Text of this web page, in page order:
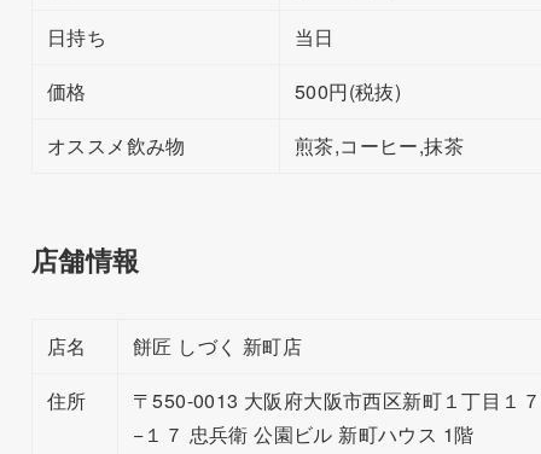
日持ち
当日
価格
500円(税抜)
オススメ飲み物
煎茶,コーヒー,抹茶
店舗情報
店名
餅匠 しづく 新町店
住所
〒550-0013 大阪府大阪市西区新町１丁目１７
−１７ 忠兵衛 公園ビル 新町ハウス 1階